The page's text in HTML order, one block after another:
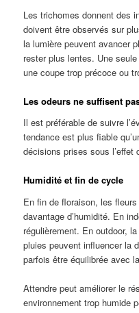
Les trichomes donnent des
doivent être observés sur
la lumière peuvent avancer
rester plus lentes. Une
une coupe trop précoce ou
Les odeurs ne suffisent
Il est préférable de suivre
tendance est plus fiable
décisions prises sous l’effet
Humidité et fin de cycle
En fin de floraison, les
davantage d’humidité. En
régulièrement. En outdoor,
pluies peuvent influencer la
parfois être équilibrée avec
Attendre peut améliorer le
environnement trop humide